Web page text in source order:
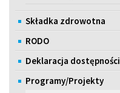
Składka zdrowotna
RODO
Deklaracja dostępności
Programy/Projekty